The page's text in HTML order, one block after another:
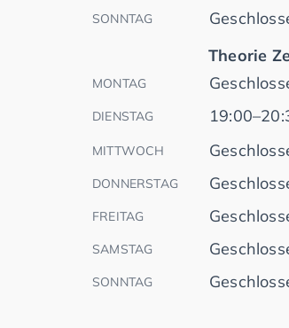
SONNTAG
Theorie
MONTAG
DIENSTAG
MITTWOCH
DONNERSTAG
FREITAG
SAMSTAG
SONNTAG